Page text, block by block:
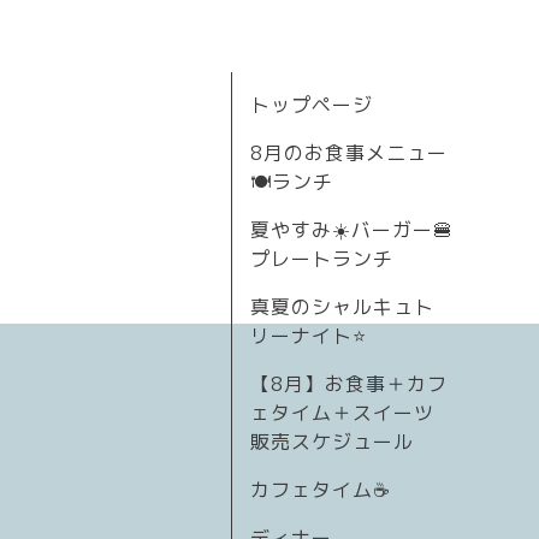
トップページ
8月のお食事メニュー
🍽ランチ
夏やすみ☀️バーガー🍔
プレートランチ
真夏のシャルキュト
リーナイト⭐
【8月】お食事＋カフ
ェタイム＋スイーツ
販売スケジュール
カフェタイム☕️